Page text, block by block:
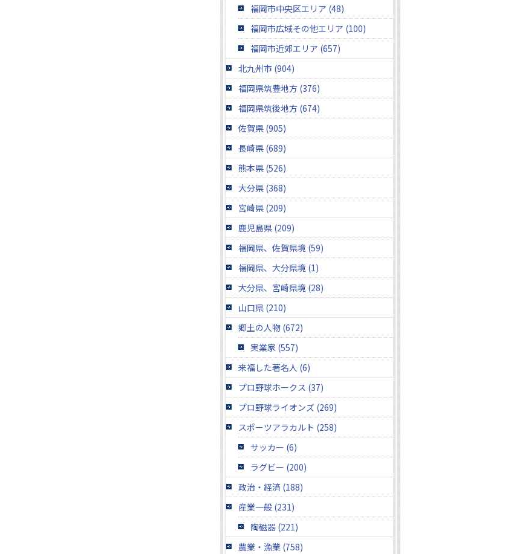
福岡市中央区エリア (48)
福岡市広域その他エリア (100)
福岡市近郊エリア (657)
北九州市 (904)
福岡県筑豊地方 (376)
福岡県筑後地方 (674)
佐賀県 (905)
長崎県 (689)
熊本県 (526)
大分県 (368)
宮崎県 (209)
鹿児島県 (209)
福岡県、佐賀県境 (59)
福岡県、大分県境 (1)
大分県、宮崎県境 (28)
山口県 (210)
郷土の人物 (672)
実業家 (557)
来福した著名人 (6)
プロ野球ホークス (37)
プロ野球ライオンズ (269)
スポーツアラカルト (258)
サッカー (6)
ラグビー (200)
政治・経済 (188)
産業一般 (231)
陶磁器 (221)
農業・漁業 (758)